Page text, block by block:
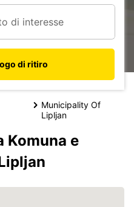
di ritiro
Municipality Of
Lipljan
Komuna e